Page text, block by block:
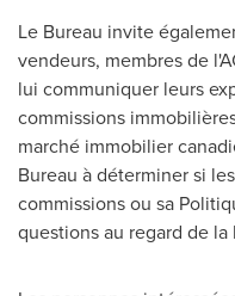
Le Bureau invite
vendeurs, membres de
lui communiquer leurs
commissions
marché immobilier
Bureau à déterminer si
commissions ou sa
questions au regard de la